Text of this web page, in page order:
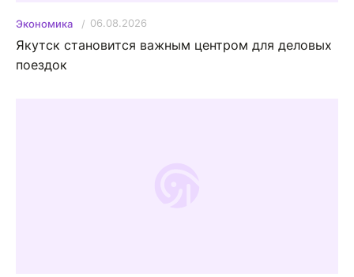
Экономика 06.08.2026
Якутск становится важным центром для деловых
поездок